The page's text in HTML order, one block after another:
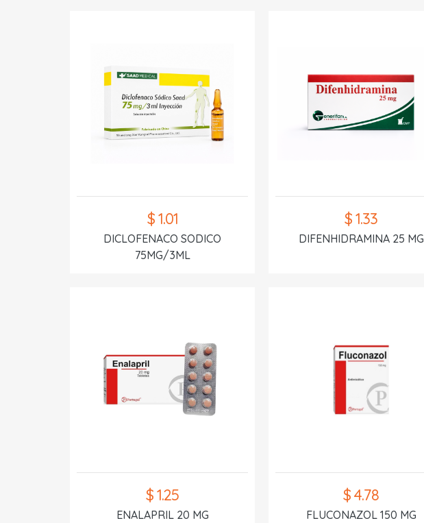
$ 1.01
DICLOFENACO SODICO
75MG/3ML
$ 1.33
DIFENHIDRAMINA 25 MG
$ 1.25
ENALAPRIL 20 MG
$ 4.78
FLUCONAZOL 150 MG